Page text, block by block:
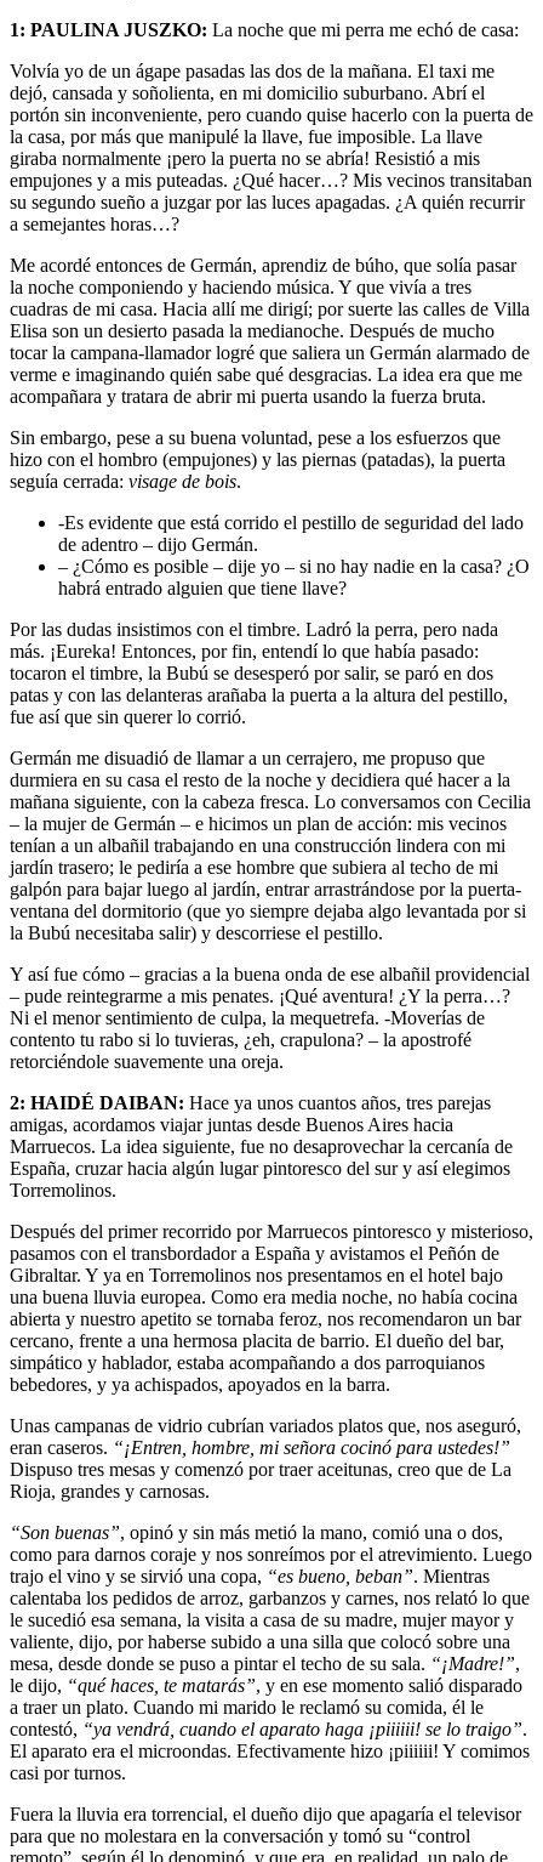
1: PAULINA JUSZKO: La noche que mi perra me echó de casa:
Volvía yo de un ágape pasadas las dos de la mañana. El taxi me
dejó, cansada y soñolienta, en mi domicilio suburbano. Abrí el
portón sin inconveniente, pero cuando quise hacerlo con la puerta de
la casa, por más que manipulé la llave, fue imposible. La llave
giraba normalmente ¡pero la puerta no se abría! Resistió a mis
empujones y a mis puteadas. ¿Qué hacer…? Mis vecinos transitaban
su segundo sueño a juzgar por las luces apagadas. ¿A quién recurrir
a semejantes horas…?
Me acordé entonces de Germán, aprendiz de búho, que solía pasar
la noche componiendo y haciendo música. Y que vivía a tres
cuadras de mi casa. Hacia allí me dirigí; por suerte las calles de Villa
Elisa son un desierto pasada la medianoche. Después de mucho
tocar la campana-llamador logré que saliera un Germán alarmado de
verme e imaginando quién sabe qué desgracias. La idea era que me
acompañara y tratara de abrir mi puerta usando la fuerza bruta.
Sin embargo, pese a su buena voluntad, pese a los esfuerzos que
hizo con el hombro (empujones) y las piernas (patadas), la puerta
seguía cerrada: visage de bois.
-Es evidente que está corrido el pestillo de seguridad del lado
de adentro – dijo Germán.
– ¿Cómo es posible – dije yo – si no hay nadie en la casa? ¿O
habrá entrado alguien que tiene llave?
Por las dudas insistimos con el timbre. Ladró la perra, pero nada
más. ¡Eureka! Entonces, por fin, entendí lo que había pasado:
tocaron el timbre, la Bubú se desesperó por salir, se paró en dos
patas y con las delanteras arañaba la puerta a la altura del pestillo,
fue así que sin querer lo corrió.
Germán me disuadió de llamar a un cerrajero, me propuso que
durmiera en su casa el resto de la noche y decidiera qué hacer a la
mañana siguiente, con la cabeza fresca. Lo conversamos con Cecilia
– la mujer de Germán – e hicimos un plan de acción: mis vecinos
tenían a un albañil trabajando en una construcción lindera con mi
jardín trasero; le pediría a ese hombre que subiera al techo de mi
galpón para bajar luego al jardín, entrar arrastrándose por la puerta-
ventana del dormitorio (que yo siempre dejaba algo levantada por si
la Bubú necesitaba salir) y descorriese el pestillo.
Y así fue cómo – gracias a la buena onda de ese albañil providencial
– pude reintegrarme a mis penates. ¡Qué aventura! ¿Y la perra…?
Ni el menor sentimiento de culpa, la mequetrefa. -Moverías de
contento tu rabo si lo tuvieras, ¿eh, crapulona? – la apostrofé
retorciéndole suavemente una oreja.
2: HAIDÉ DAIBAN: Hace ya unos cuantos años, tres parejas
amigas, acordamos viajar juntas desde Buenos Aires hacia
Marruecos. La idea siguiente, fue no desaprovechar la cercanía de
España, cruzar hacia algún lugar pintoresco del sur y así elegimos
Torremolinos.
Después del primer recorrido por Marruecos pintoresco y misterioso,
pasamos con el transbordador a España y avistamos el Peñón de
Gibraltar. Y ya en Torremolinos nos presentamos en el hotel bajo
una buena lluvia europea. Como era media noche, no había cocina
abierta y nuestro apetito se tornaba feroz, nos recomendaron un bar
cercano, frente a una hermosa placita de barrio. El dueño del bar,
simpático y hablador, estaba acompañando a dos parroquianos
bebedores, y ya achispados, apoyados en la barra.
Unas campanas de vidrio cubrían variados platos que, nos aseguró,
eran caseros. “¡Entren, hombre, mi señora cocinó para ustedes!”
Dispuso tres mesas y comenzó por traer aceitunas, creo que de La
Rioja, grandes y carnosas.
“Son buenas”, opinó y sin más metió la mano, comió una o dos,
como para darnos coraje y nos sonreímos por el atrevimiento. Luego
trajo el vino y se sirvió una copa, “es bueno, beban”. Mientras
calentaba los pedidos de arroz, garbanzos y carnes, nos relató lo que
le sucedió esa semana, la visita a casa de su madre, mujer mayor y
valiente, dijo, por haberse subido a una silla que colocó sobre una
mesa, desde donde se puso a pintar el techo de su sala. “¡Madre!”,
le dijo, “qué haces, te matarás”, y en ese momento salió disparado
a traer un plato. Cuando mi marido le reclamó su comida, él le
contestó, “ya vendrá, cuando el aparato haga ¡piiiiii! se lo traigo”.
El aparato era el microondas. Efectivamente hizo ¡piiiiii! Y comimos
casi por turnos.
Fuera la lluvia era torrencial, el dueño dijo que apagaría el televisor
para que no molestara en la conversación y tomó su “control
remoto”, según él lo denominó, y que era, en realidad, un palo de